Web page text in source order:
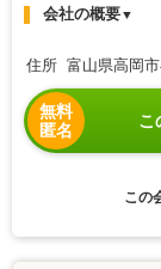
会社の概要▼
住所 富山県高岡
無料
匿名
こ
この